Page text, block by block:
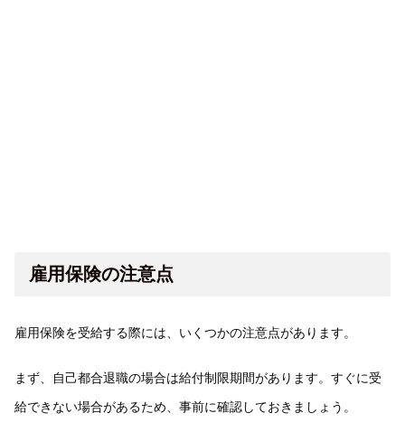
雇用保険の注意点
雇用保険を受給する際には、いくつかの注意点があります。
まず、自己都合退職の場合は給付制限期間があります。すぐに受
給できない場合があるため、事前に確認しておきましょう。